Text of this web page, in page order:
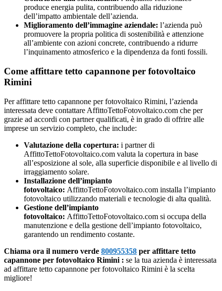
produce energia pulita, contribuendo alla riduzione
dell’impatto ambientale dell’azienda.
Miglioramento dell’immagine aziendale: l’azienda può
promuovere la propria politica di sostenibilità e attenzione
all’ambiente con azioni concrete, contribuendo a ridurre
l’inquinamento atmosferico e la dipendenza da fonti fossili.
Come affittare tetto capannone per fotovoltaico
Rimini
Per affittare tetto capannone per fotovoltaico Rimini, l’azienda
interessata deve contattare AffittoTettoFotovoltaico.com che per
grazie ad accordi con partner qualificati, è in grado di offrire alle
imprese un servizio completo, che include:
Valutazione della copertura: i partner di
AffittoTettoFotovoltaico.com valuta la copertura in base
all’esposizione al sole, alla superficie disponibile e al livello di
irraggiamento solare.
Installazione dell’impianto
fotovoltaico: AffittoTettoFotovoltaico.com installa l’impianto
fotovoltaico utilizzando materiali e tecnologie di alta qualità.
Gestione dell’impianto
fotovoltaico: AffittoTettoFotovoltaico.com si occupa della
manutenzione e della gestione dell’impianto fotovoltaico,
garantendo un rendimento costante.
Chiama ora il numero verde 800955358 per affittare tetto
capannone per fotovoltaico Rimini : se la tua azienda è interessata
ad affittare tetto capannone per fotovoltaico Rimini è la scelta
migliore!